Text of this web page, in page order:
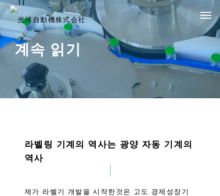
계속 읽기
라벨링 기계의 역사는 광양 자동 기계의
역사
제가 라벨기 개발을 시작한것은 고도 경제성장기